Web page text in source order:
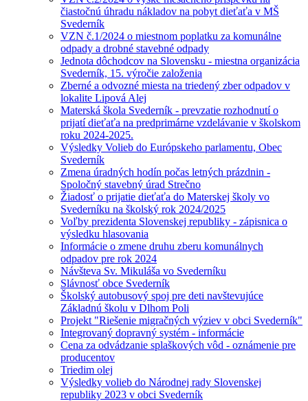
čiastočnú úhradu nákladov na pobyt dieťaťa v MŠ
Svederník
VZN č.1/2024 o miestnom poplatku za komunálne
odpady a drobné stavebné odpady
Jednota dôchodcov na Slovensku - miestna organizácia
Svederník, 15. výročie založenia
Zberné a odvozné miesta na triedený zber odpadov v
lokalite Lipová Alej
Materská škola Svederník - prevzatie rozhodnutí o
prijatí dieťaťa na predprimárne vzdelávanie v školskom
roku 2024-2025.
Výsledky Volieb do Európskeho parlamentu, Obec
Svederník
Zmena úradných hodín počas letných prázdnin -
Spoločný stavebný úrad Strečno
Žiadosť o prijatie dieťaťa do Materskej školy vo
Svederníku na školský rok 2024/2025
Voľby prezidenta Slovenskej republiky - zápisnica o
výsledku hlasovania
Informácie o zmene druhu zberu komunálnych
odpadov pre rok 2024
Návšteva Sv. Mikuláša vo Svederníku
Slávnosť obce Svederník
Školský autobusový spoj pre deti navštevujúce
Základnú školu v Dlhom Poli
Projekt "Riešenie migračných výziev v obci Svederník"
Integrovaný dopravný systém - informácie
Cena za odvádzanie splaškových vôd - oznámenie pre
producentov
Triedim olej
Výsledky volieb do Národnej rady Slovenskej
republiky 2023 v obci Svederník